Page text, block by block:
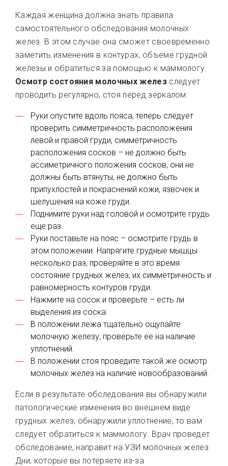
Каждая женщина должна знать правила
самостоятельного обследования молочных
желез. В этом случае она сможет своевременно
заметить изменения в контурах, объеме грудной
железы и обратиться за помощью к маммологу.
Осмотр состояния молочных желез следует
проводить регулярно, стоя перед зеркалом:
Руки опустите вдоль пояса, теперь следует
проверить симметричность расположения
левой и правой груди, симметричность
расположения сосков – не должно быть
ассиметричного положения сосков, они не
должны быть втянуты, не должно быть
припухлостей и покраснений кожи, язвочек и
шелушения на коже груди.
Поднимите руки над головой и осмотрите грудь
еще раз.
Руки поставьте на пояс – осмотрите грудь в
этом положении. Напрягите грудные мышцы
несколько раз, проверяйте в это время
состояние грудных желез, их симметричность и
равномерность контуров груди.
Нажмите на сосок и проверьте – есть ли
выделения из соска.
В положении лежа тщательно ощупайте
молочную железу, проверьте ее на наличие
уплотнений.
В положении стоя проведите такой же осмотр
молочных желез на наличие новообразований.
Если в результате обследования вы обнаружили
патологические изменения во внешнем виде
грудных желез, обнаружили уплотнение, то вам
следует обратиться к маммологу. Врач проведет
обследование, направит на УЗИ молочных желез.
Дни, которые вы потеряете из-за